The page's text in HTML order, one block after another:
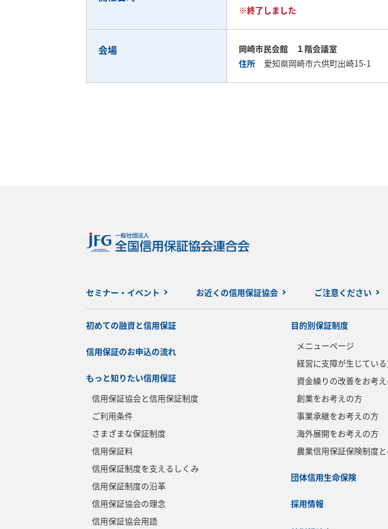
※終了しました
会場
岡崎市民会館 １階会議室
住所
愛知県岡崎市六供町出崎15-1
セミナー・イベント お近くの信用保証協会 ご注意ください
初めての融資と信用保証
信用保証のお申込の流れ
もっと知りたい信用保証
信用保証協会と信用保証制度
ご利用条件
さまざまな保証制度
信用保証料
信用保証制度を支えるしくみ
信用保証制度の沿革
信用保証協会の理念
信用保証協会用語
目的別保証制度
メニューページ
経営に支障が生じてい
資金繰りの改善をお考
創業をお考えの方
事業承継をお考えの方
海外展開をお考えの方
農業信用保証保険制度
団体信用生命保険
採用情報